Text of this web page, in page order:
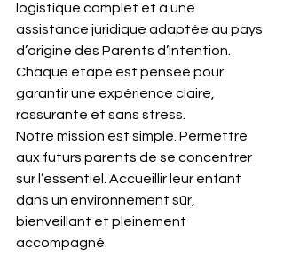
logistique complet et à une
assistance juridique adaptée au pays
d’origine des Parents d’Intention.
Chaque étape est pensée pour
garantir une expérience claire,
rassurante et sans stress.
Notre mission est simple. Permettre
aux futurs parents de se concentrer
sur l’essentiel. Accueillir leur enfant
dans un environnement sûr,
bienveillant et pleinement
accompagné.